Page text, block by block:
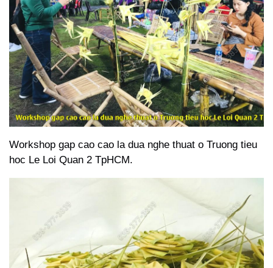
Workshop gap cao cao la dua nghe thuat o Truong tieu
hoc Le Loi Quan 2 TpHCM.